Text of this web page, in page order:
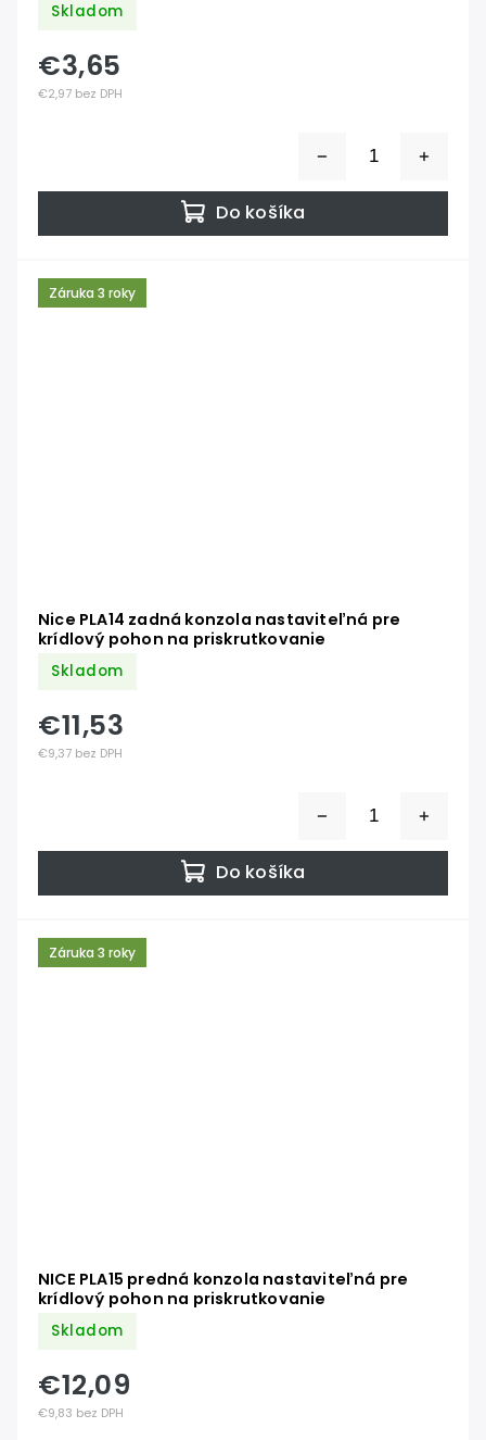
Skladom
€2,97 bez DPH
€3,65
Do košíka
Záruka 3 roky
Nice PLA14 zadná konzola nastaviteľná pre
krídlový pohon na priskrutkovanie
Skladom
€9,37 bez DPH
€11,53
Do košíka
Záruka 3 roky
NICE PLA15 predná konzola nastaviteľná pre
krídlový pohon na priskrutkovanie
Skladom
€9,83 bez DPH
€12,09